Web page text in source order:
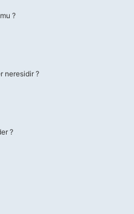
?
neresidir ?
?